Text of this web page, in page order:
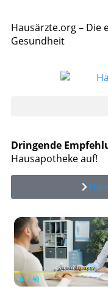
Hausärzte.org – Die
Gesundheit
Dringende
Hausapotheke auf!